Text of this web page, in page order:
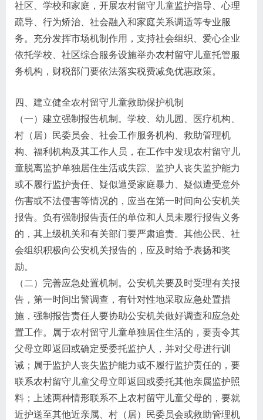
社区、学校和家庭，开展农村留守儿童监护指导、心理
疏导、行为矫治、社会融入和家庭关系调适等专业服
务。充分发挥市场机制作用，支持社会组织、爱心企业
依托学校、社区综合服务设施举办农村留守儿童托管服
务机构，财税部门要依法落实税费减免优惠政策。
四、建立健全农村留守儿童救助保护机制
（一）建立强制报告机制。学校、幼儿园、医疗机构、
村（居）民委员会、社会工作服务机构、救助管理机
构、福利机构及其工作人员，在工作中发现农村留守儿
童脱离监护单独居住生活或失踪、监护人丧失监护能力
或不履行监护责任、疑似遭受家庭暴力、疑似遭受意外
伤害或不法侵害等情况的，应当在第一时间向公安机关
报告。负有强制报告责任的单位和人员未履行报告义务
的，其上级机关和有关部门要严肃追责。其他公民、社
会组织积极向公安机关报告的，应及时给予表扬和奖
励。
（二）完善应急处置机制。公安机关要及时受理有关报
告，第一时间出警调查，有针对性地采取应急处置措
施，强制报告责任人要协助公安机关做好调查和应急处
置工作。属于农村留守儿童单独居住生活的，要责令其
父母立即返回或确定受委托监护人，并对父母进行训
诫；属于监护人丧失监护能力或不履行监护责任的，要
联系农村留守儿童父母立即返回或委托其他亲属监护照
料；上述两种情形联系不上农村留守儿童父母的，要就
近护送至其他近亲属、村（居）民委员会或救助管理机